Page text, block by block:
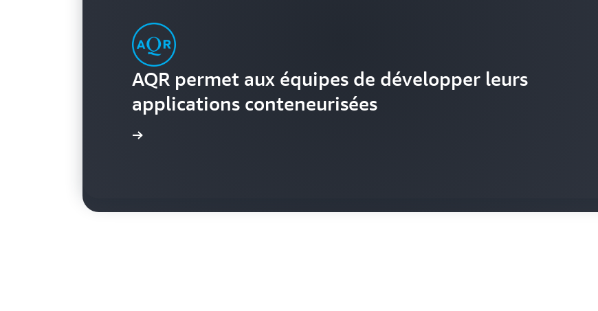
AQR permet aux équipes de développer leurs
applications conteneurisées
DISH Network crée des comptes AWS à grande échelle